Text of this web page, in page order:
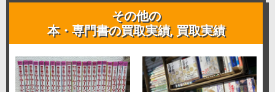
その他の
本・専門書の買取実績, 買取実績